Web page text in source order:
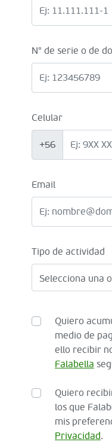
N° de serie o de
Celular
+56
Email
Tipo de actividad
Quiero
medio de
ello recibir
Falabella
Quiero
los que
mis
Privacidad.